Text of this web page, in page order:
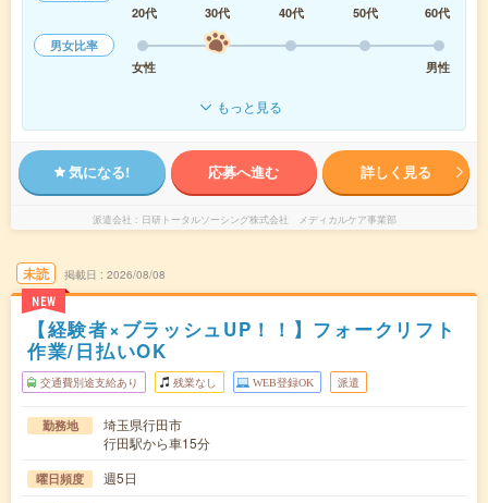
20代
30代 40代 50代
60代
男女比率
女性
男性
もっと見る
気になる! 応募へ進む 詳しく見る
派遣会社 日研トータルソーシング株式会社 メディカルケア事業部
未読
NEW
掲載日 2026/08/08
【経験者×ブラッシュUP！！】フォークリフト
作業/日払いOK
交通費別途支給あり 残業なし WEB登録OK 派遣
勤務地
埼玉県行田市
行田駅から車15分
曜日頻度 週5日